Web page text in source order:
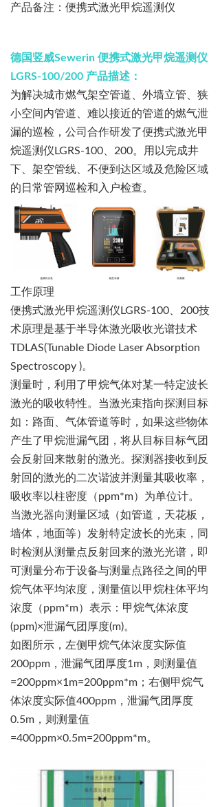
产品备注：便携式激光甲烷遥测仪
德国竖威Sewerin 便携式激光甲烷遥测仪
LGRS-100/200 产品描述：
为解决城市燃气架空管道、外墙立管、狭
小空间内管道、难以接近的管道的燃气泄
漏的巡检，公司合作研发了便携式激光甲
烷遥测仪 LGRS-100 200。用以完成井
下、架空管线、不便到达区域及危险区域
的日常管网巡检和入户检查。
工作原理
便携式激光甲烷遥测仪 LGRS-100 200技
术原理是基于半导体激光吸收光谱技术
TDLAS(Tunable Diode Laser Absorption
Spectroscopy )。
测量时，利用了甲烷气体对某一特定波长
激光的吸收特性。当激光束指向探测目标
如：路面、气体管道等时，如果这些物体
产生了甲烷泄漏气团，将从 目标目标气团
会反射回来散射的激光。探测器接收到反
射回的激光的二次谐波并测量其吸收率，
吸收率以柱密度（ppm*m）为单位计。
当激光器向测量区域（如管道，天花板，
墙体，地面等）发射特定波长的光束，
同
时检测从测量点反射回来的激光光谱，即
可测量分布于设备与测量点路径之间的甲
烷气体平均浓度，测量值以甲烷柱体平均
浓度（ppm*m）表示：甲烷气体浓度
(ppm)×泄漏气团厚度(m)。
如图所示，左侧甲烷气体浓度实际值
200ppm ，泄漏气团厚度1m ，则测量值
=200ppm×1m=200ppm*m ；右侧甲烷气
体浓度实际值400ppm ，泄漏气团厚度
0.5m ，则测量值
=400ppm×0.5m=200ppm*m。